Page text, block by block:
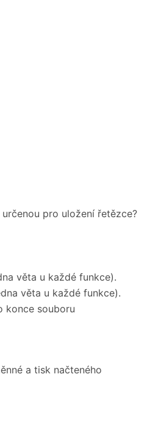
pro uložení řetězce?
věta u každé funkce).
věta u každé funkce).
konce souboru
a tisk načteného